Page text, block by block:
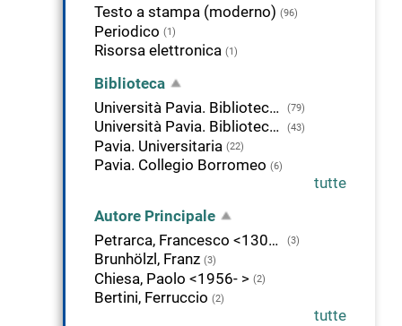
Testo a stampa (moderno) (96)
Periodico (1)
Risorsa elettronica (1)
Biblioteca
Università Pavia. Biblioteca di Studi Umanistici
(79)
Università Pavia. Biblioteca del Dipartimento di musicologia e beni culturali (43)
Pavia. Universitaria (22)
Pavia. Collegio Borromeo (6)
tutte
Autore Principale
Petrarca, Francesco <1304-1374>
(3)
Brunhölzl, Franz (3)
Chiesa, Paolo <1956- > (2)
Bertini, Ferruccio (2)
tutte